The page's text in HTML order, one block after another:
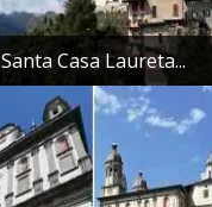
Santa Casa Laureta...